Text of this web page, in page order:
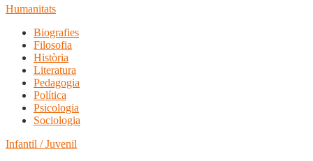
Humanitats
Biografies
Filosofia
Història
Literatura
Pedagogia
Política
Psicologia
Sociologia
Infantil / Juvenil